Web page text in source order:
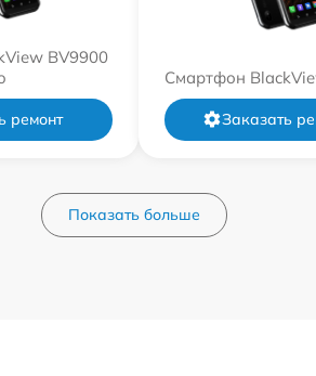
BV9900
ремонт
Смартфон
Заказать
Показать больше